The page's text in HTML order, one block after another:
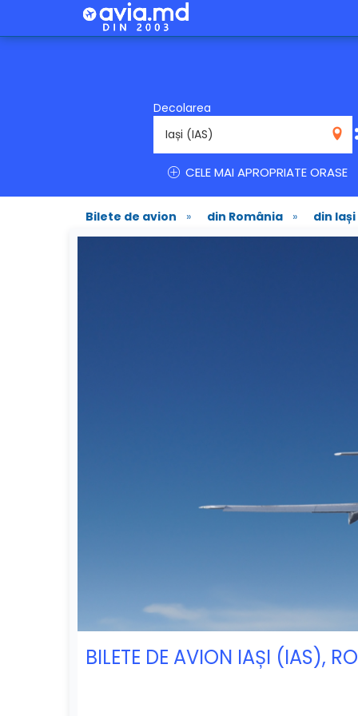
Decolarea
CELE MAI APROPRIATE ORASE
Bilete de avion » din România » din Iași
BILETE DE AVION IAȘI (IAS),